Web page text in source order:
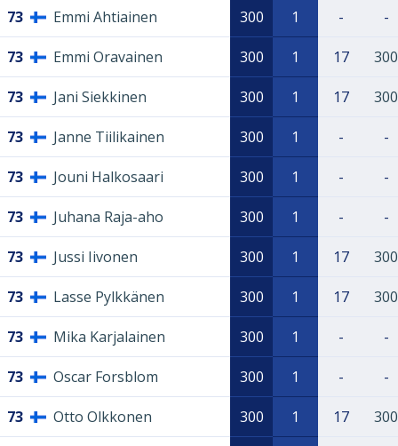
73 Emmi Ahtiainen 300 1 - -
73 Emmi Oravainen 300 1 17 300
73 Jani Siekkinen 300 1 17 300
73 Janne Tiilikainen 300 1 - -
73 Jouni Halkosaari 300 1 - -
73 Juhana Raja-aho 300 1 - -
73 Jussi Iivonen 300 1 17 300
73 Lasse Pylkkänen 300 1 17 300
73 Mika Karjalainen 300 1 - -
73 Oscar Forsblom 300 1 - -
73 Otto Olkkonen 300 1 17 300